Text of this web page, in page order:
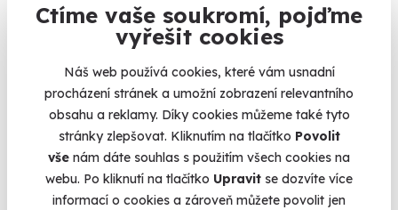
Ctíme vaše soukromí, pojďme
vyřešit cookies
Náš web používá cookies, které vám usnadní
procházení stránek a umožní zobrazení relevantního
obsahu a reklamy. Díky cookies můžeme také tyto
stránky zlepšovat. Kliknutím na tlačítko Povolit
vše nám dáte souhlas s použitím všech cookies na
webu. Po kliknutí na tlačítko Upravit se dozvíte více
informací o cookies a zároveň můžete povolit jen
Česká Lípa (Autodrom Sosnová)
(+ 4 další lokality)
1 990 Kč